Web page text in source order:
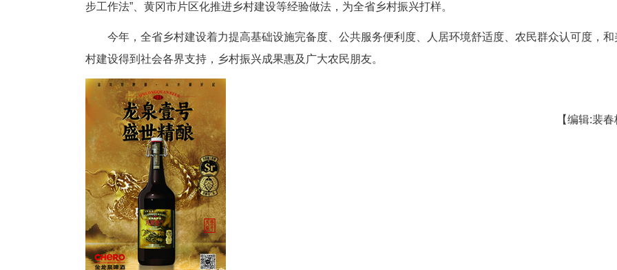
进入冬季，宜昌市夷陵区百里荒村农户开始晾晒腊鱼腊肉，不少农家乐正在升级
已近尾声。“我们全力以赴迎接即将到来的旅游旺季。”憧憬今冬“钱景”，村党总支书
百里荒曾因方圆百里、荒无人烟而得名，近年来却成为远近闻名的休闲景区，春
雪，获批全国“两山”实践创新基地、国家4A级旅游景区。
2019年，宜昌市规划设立环百里荒乡村振兴试验区，今年又启动环百里荒乡村
村、普溪河村、金竹村、南垭村、界岭村五个村落，形成“景区+乡村”叠加效应。
从百里荒到百里旺，这是湖北和美乡村建设成效的一个样板，也是全省乡村振兴